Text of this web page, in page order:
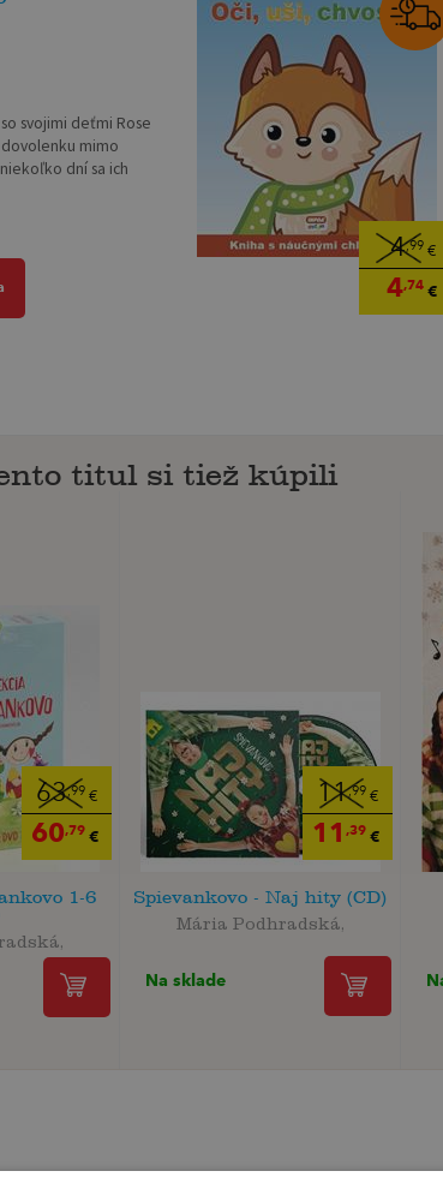
svojimi deťmi Rose
dovolenku mimo
dní sa ich
4,99 €
4,74€
titul si tiež kúpili
63,99 €
60,79 €
1-6
11,99 €
11 ,39 €
Spievankovo - Naj hity (CD)
Mária Podhradská,
Na sklade